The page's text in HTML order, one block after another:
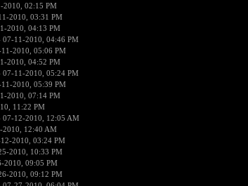
02:15 PM
2010, 03:31 PM
2010, 04:13 PM
11-2010, 04:46 PM
2010, 05:06 PM
2010, 04:52 PM
11-2010, 05:24 PM
2010, 05:39 PM
2010, 07:14 PM
11:22 PM
12-2010, 12:05 AM
12:40 AM
2010, 03:24 PM
2010, 10:33 PM
2010, 09:05 PM
2010, 09:12 PM